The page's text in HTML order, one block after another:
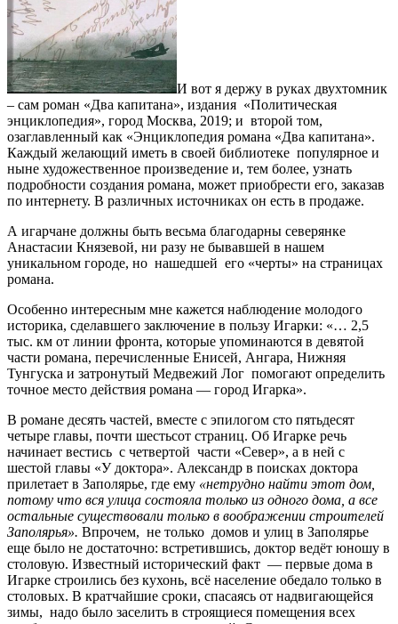
И вот я держу в руках двухтомник
– сам роман «Два капитана», издания «Политическая
энциклопедия», город Москва, 2019; и второй том,
озаглавленный как «Энциклопедия романа «Два капитана».
Каждый желающий иметь в своей библиотеке популярное и
ныне художественное произведение и, тем более, узнать
подробности создания романа, может приобрести его, заказав
по интернету. В различных источниках он есть в продаже.
А игарчане должны быть весьма благодарны северянке
Анастасии Князевой, ни разу не бывавшей в нашем
уникальном городе, но нашедшей его «черты» на страницах
романа.
Особенно интересным мне кажется наблюдение молодого
историка, сделавшего заключение в пользу Игарки: «… 2,5
тыс. км от линии фронта, которые упоминают­ся в девятой
части романа, перечисленные Енисей, Ангара, Нижняя
Тунгуска и затронутый Медвежий Лог помогают опреде­лить
точное место действия романа — город Игарка».
В романе десять частей, вместе с эпилогом сто пятьдесят
четыре главы, почти шестьсот страниц. Об Игарке речь
начинает вестись с четвертой части «Север», а в ней с
шестой главы «У доктора». Александр в поисках доктора
прилетает в Заполярье, где ему «нетрудно найти этот дом,
потому что вся улица состояла только из одного дома, а все
остальные существовали только в воображении строителей
Заполярья». Впрочем, не только домов и улиц в Заполярье
еще было не достаточно: встретившись, доктор ведёт юношу в
столовую. Известный исторический факт — первые дома в
Игарке строились без кухонь, всё население обедало только в
столовых. В кратчайшие сроки, спасаясь от надвигающейся
зимы, надо было заселить в строящиеся помещения всех